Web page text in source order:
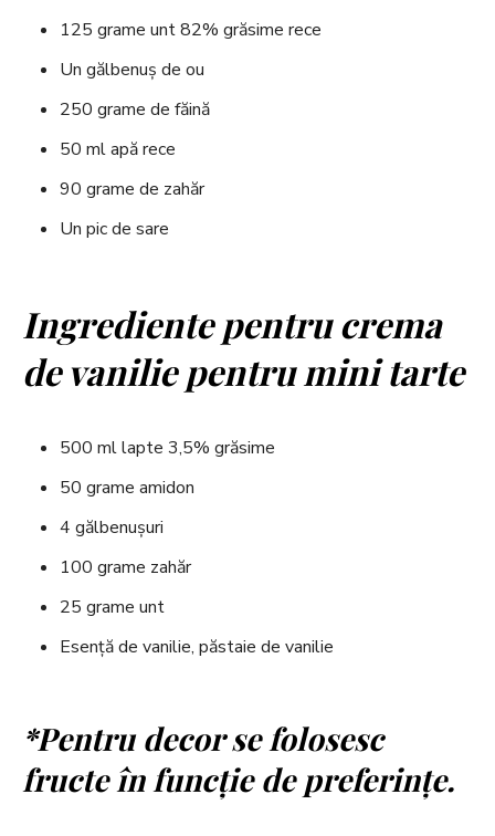
125 grame unt 82% grăsime rece
Un gălbenuș de ou
250 grame de făină
50 ml apă rece
90 grame de zahăr
Un pic de sare
Ingrediente pentru crema
de vanilie pentru mini tarte
500 ml lapte 3,5% grăsime
50 grame amidon
4 gălbenușuri
100 grame zahăr
25 grame unt
Esență de vanilie, păstaie de vanilie
*Pentru decor se folosesc
fructe în funcție de preferințe.